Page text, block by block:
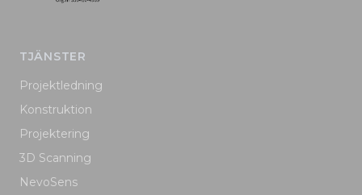
TJÄNSTER
Projektledning
Konstruktion
Projektering
3D Scanning
NevoSens